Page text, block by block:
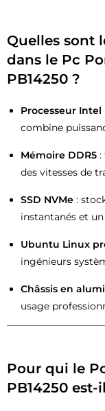
Quelles sont
dans le Pc
PB14250 ?
Processeur Intel
combine
Mémoire DDR5 :
des vitesses de
SSD NVMe :
instantanés et
Ubuntu Linux
ingénieurs
Châssis en
usage
Pour qui le
PB14250 est-